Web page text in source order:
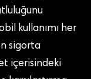
kullanımı her
sigorta
içerisindeki